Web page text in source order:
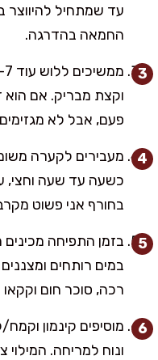
עד שמתחיל להיווצר
החמאה בהדרגה.
וקצת מבריק. אם הוא
פעם, אבל לא
מעבירים לקערה
כשעה עד שעה וחצי,
בחורף אני פשוט
בזמן התפיחה
במים רותחים
רכה, סוכר חום
מוסיפים קינמון
ונוח למריחה. המילוי